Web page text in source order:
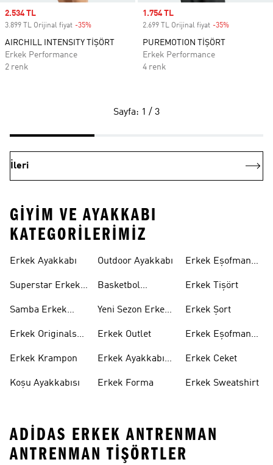
Sale price
2.534 TL
3.899 TL Orijinal fiyat -35%
AIRCHILL INTENSITY TİŞÖRT
Erkek Performance
2 renk
Sale price
1.754 TL
2.699 TL Orijinal fiyat -35%
PUREMOTION TİŞÖRT
Erkek Performance
4 renk
Sayfa: 1 / 3
İleri
GIYIM VE AYAKKABI
KATEGORILERIMIZ
Erkek Ayakkabı
Superstar Erkek
Samba Erkek
Erkek Originals
Erkek Krampon
Koşu Ayakkabısı
Outdoor Ayakkabı
Basketbol
Yeni Sezon Erkek
Erkek Outlet
Erkek Ayakkabı
Erkek Forma
Erkek Eşofman
Erkek Tişört
Erkek Şort
Erkek Eşofman
Erkek Ceket
Erkek Sweatshirt
ADIDAS ERKEK ANTRENMAN
ANTRENMAN TIŞÖRTLER